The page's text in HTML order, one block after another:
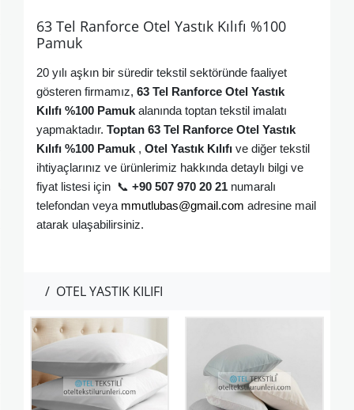
63 Tel Ranforce Otel Yastık Kılıfı %100
Pamuk
20 yılı aşkın bir süredir tekstil sektöründe faaliyet
gösteren firmamız, 63 Tel Ranforce Otel Yastık
Kılıfı %100 Pamuk alanında toptan tekstil imalatı
yapmaktadır. Toptan 63 Tel Ranforce Otel Yastık
Kılıfı %100 Pamuk , Otel Yastık Kılıfı ve diğer tekstil
ihtiyaçlarınız ve ürünlerimiz hakkında detaylı bilgi ve
fiyat listesi için 📞 +90 507 970 20 21 numaralı
telefondan veya mmutlubas@gmail.com adresine mail
atarak ulaşabilirsiniz.
/ OTEL YASTIK KILIFI